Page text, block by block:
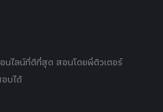
นไลน์ที่ดีที่สุด สอนโดยพี่ติวเตอร์
บได้